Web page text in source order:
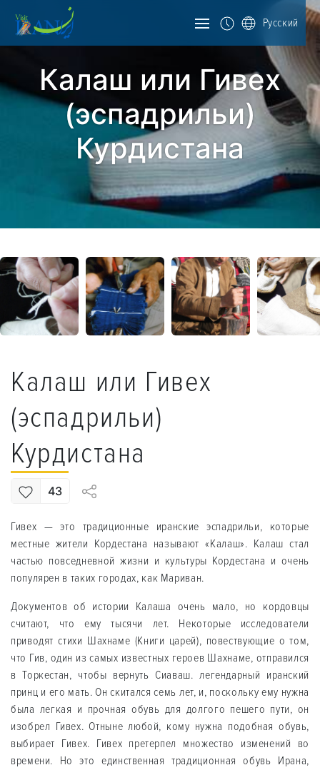
Русский
Калаш или Гивех
(эспадрильи)
Курдистана
Калаш или Гивех
(эспадрильи)
Курдистана
43
Гивех — это традиционные иранские эспадрильи, которые
местные жители Кордестана называют «Калаш». Калаш стал
частью повседневной жизни и культуры Кордестана и очень
популярен в таких городах, как Мариван.
Документов об истории Калаша очень мало, но кордовцы
считают, что ему тысячи лет. Некоторые исследователи
приводят стихи Шахнаме (Книги царей), повествующие о том,
что Гив, один из самых известных героев Шахнаме, отправился
в Торкестан, чтобы вернуть Сиаваш. легендарный иранский
принц и его мать. Он скитался семь лет, и, поскольку ему нужна
была легкая и прочная обувь для долгого пешего пути, он
изобрел Гивех. Отныне любой, кому нужна подобная обувь,
выбирает Гивех. Гивех претерпел множество изменений во
времени. Но это единственная традиционная обувь Ирана,